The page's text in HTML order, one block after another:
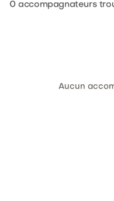
0accompagnateurs
Aucun